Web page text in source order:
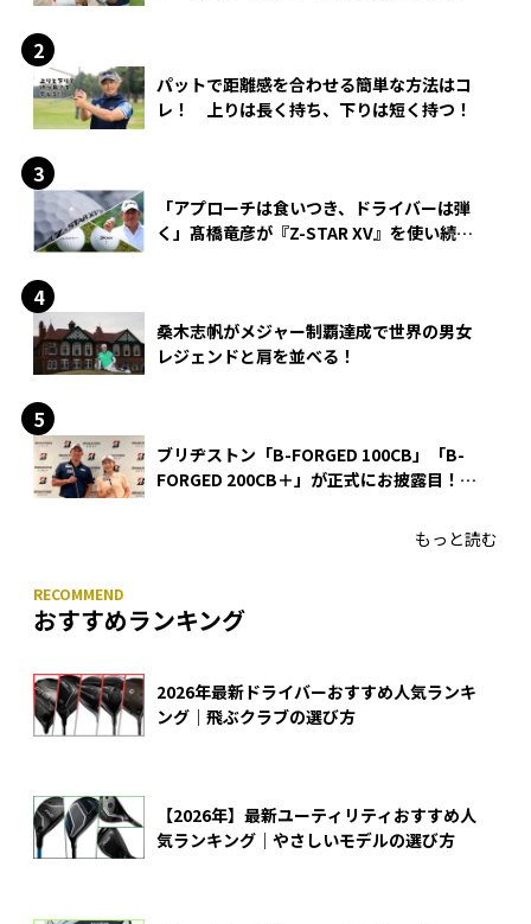
パットで距離感を合わせる簡単な方法はコ
レ！ 上りは長く持ち、下りは短く持つ！
「アプローチは食いつき、ドライバーは弾
く」髙橋竜彦が『Z-STAR XV』を使い続け
桑木志帆がメジャー制覇達成で世界の男女
レジェンドと肩を並べる！
ブリヂストン「B-FORGED 100CB」「B-
FORGED 200CB＋」が正式にお披露目！
もっと読む
おすすめランキング
2026年最新ドライバーおすすめ人気ランキ
ング｜飛ぶクラブの選び方
【2026年】最新ユーティリティおすすめ人
気ランキング｜やさしいモデルの選び方